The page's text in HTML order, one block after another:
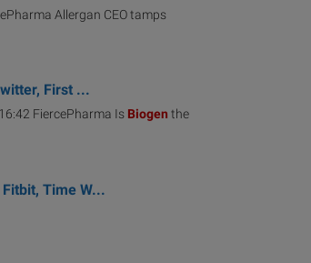
Allergan CEO tamps
First ...
FiercePharma Is Biogen the
Time W...